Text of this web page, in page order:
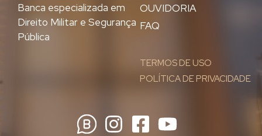
OUVIDORIA
FAQ
TERMOS DE USO
POLÍTICA DE PRIVACIDADE
Banca especializada em
Direito Militar e Segurança
Pública